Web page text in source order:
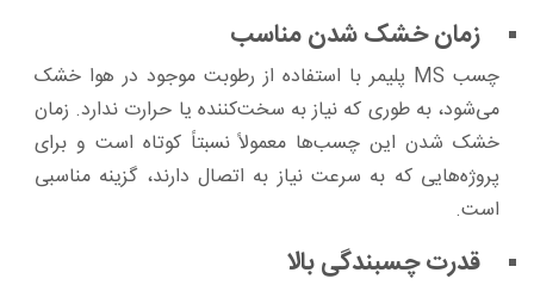
زمان خشک شدن مناسب
چسب MS پلیمر با استفاده از رطوبت موجود در هوا خشک
می‌شود، به طوری که نیاز به سخت‌کننده یا حرارت ندارد. زمان
خشک شدن این چسب‌ها معمولاً نسبتاً کوتاه است و برای
پروژه‌هایی که به سرعت نیاز به اتصال دارند، گزینه مناسبی
است.
قدرت چسبندگی بالا